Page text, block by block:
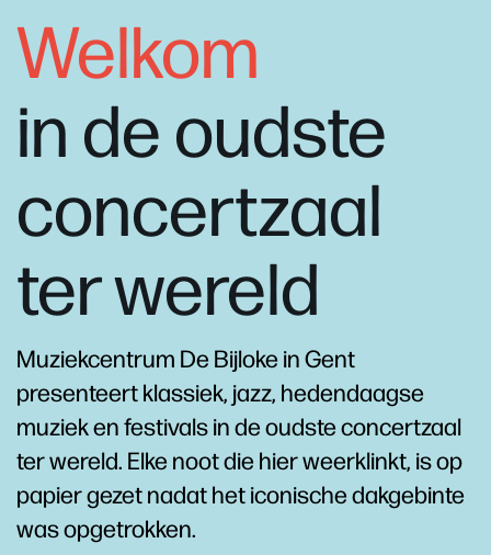
Welkom
in de oudste
concertzaal
ter wereld
Muziekcentrum De Bijloke in Gent
presenteert klassiek, jazz, hedendaagse
muziek en festivals in de oudste concertzaal
ter wereld. Elke noot die hier weerklinkt, is op
papier gezet nadat het iconische dakgebinte
was opgetrokken.